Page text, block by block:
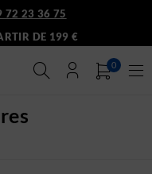
72 23 36 75
DE 199 €
0